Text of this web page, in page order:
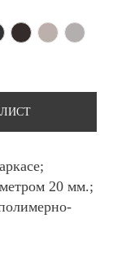
20 мм.;